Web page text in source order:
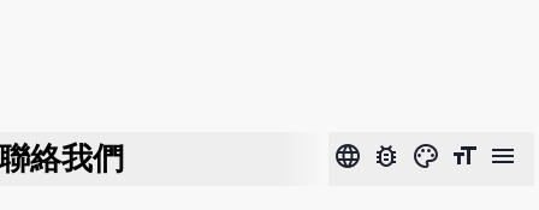
絡我們 language bug_report color_lens format_size menu